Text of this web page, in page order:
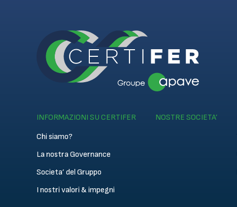
INFORMAZIONI SU CERTIFER
Chi siamo?
La nostra Governance
Societa’ del Gruppo
I nostri valori & impegni
NOSTRE SOCIETA’